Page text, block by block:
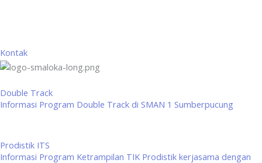
Kontak
Double Track
Informasi Program Double Track di SMAN 1 Sumberpucung
Prodistik ITS
Informasi Program Ketrampilan TIK Prodistik kerjasama dengan